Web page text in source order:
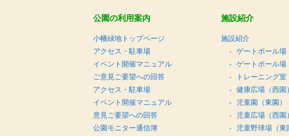
公園の利用案内
小幡緑地トップページ
アクセス・駐車場
イベント開催マニュアル
ご意見ご要望への回答
アクセス・駐車場
イベント開催マニュアル
意見ご要望への回答
公園モニター通信簿
施設紹介
施設紹介
ゲートボール場
ゲートボール場
トレーニング室
健康広場（西園）
児童園（東園）
児童広場（西園）
児童野球場（東